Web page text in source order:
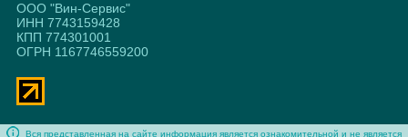
ООО "Вин-Сервис"
ИНН 7743159428
КПП 774301001
ОГРН 1167746559200
Вся представленная на сайте информация является ознакомительной и не является